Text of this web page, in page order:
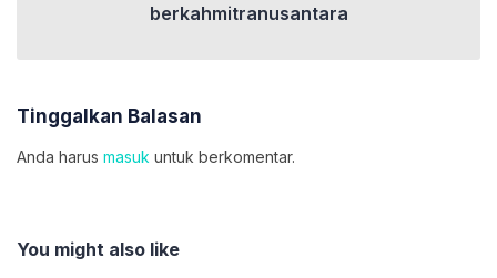
berkahmitranusantara
Tinggalkan Balasan
Anda harus masuk untuk berkomentar.
You might also like